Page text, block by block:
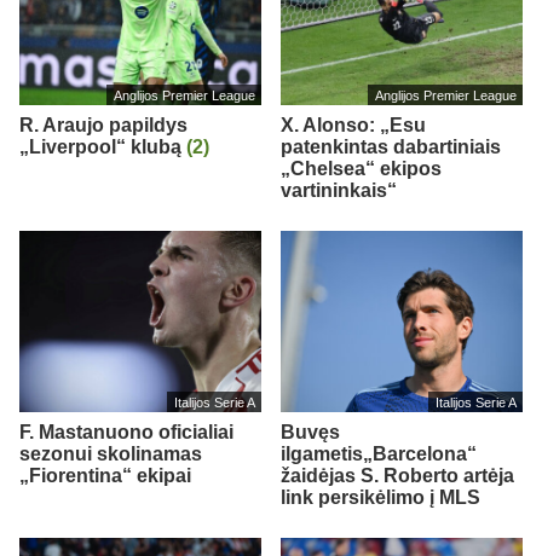
Anglijos Premier League
R. Araujo papildys
„Liverpool“ klubą (2)
Anglijos Premier League
X. Alonso: „Esu
patenkintas dabartiniais
„Chelsea“ ekipos
vartininkais“
Italijos Serie A
F. Mastanuono oficialiai
sezonui skolinamas
„Fiorentina“ ekipai
Italijos Serie A
Buvęs
ilgametis„Barcelona“
žaidėjas S. Roberto artėja
link persikėlimo į MLS